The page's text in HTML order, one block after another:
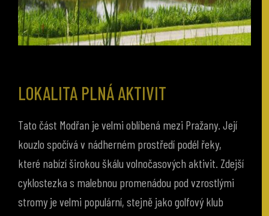
kouzlo spočívá v nádherném prostředí podél řeky,
které nabízí širokou škálu volnočasových aktivit. Zdejší
cyklostezka s malebnou promenádou pod vzrostlými
stromy je velmi populární, stejně jako golfový klub
Hodkovičky s restaurací. Je zde oblíbená Rosmarina,